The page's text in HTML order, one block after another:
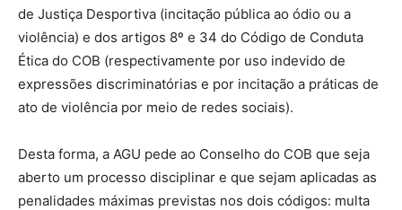
de Justiça Desportiva (incitação pública ao ódio ou a
violência) e dos artigos 8º e 34 do Código de Conduta
Ética do COB (respectivamente por uso indevido de
expressões discriminatórias e por incitação a práticas de
ato de violência por meio de redes sociais).
Desta forma, a AGU pede ao Conselho do COB que seja
aberto um processo disciplinar e que sejam aplicadas as
penalidades máximas previstas nos dois códigos: multa